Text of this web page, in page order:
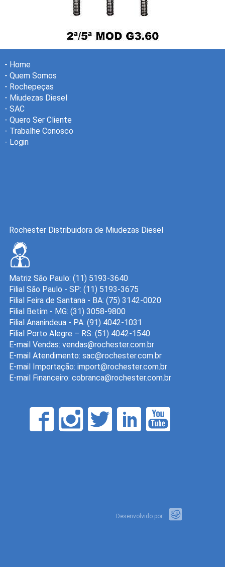
- Home
- Quem Somos
- Rochepeças
- Miudezas Diesel
- SAC
- Quero Ser Cliente
- Trabalhe Conosco
- Login
Rochester Distribuidora de Miudezas Diesel
Matriz São Paulo: (11) 5193-3640
Filial São Paulo - SP: (11) 5193-3675
Filial Feira de Santana - BA: (75) 3142-0020
Filial Betim - MG: (31) 3058-9800
Filial Ananindeua - PA: (91) 4042-1031
Filial Porto Alegre – RS: (51) 4042-1540
E-mail Vendas:
E-mail Atendimento:
E-mail Importação:
E-mail Financeiro:
Desenvolvido por: